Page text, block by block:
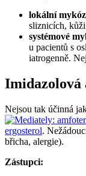
lokální
sliznicích,
systémové
u pacientů s
iatrogenně.
Nejsou tak účinná
ergosterol.
břicha, alergie).
Zástupci: